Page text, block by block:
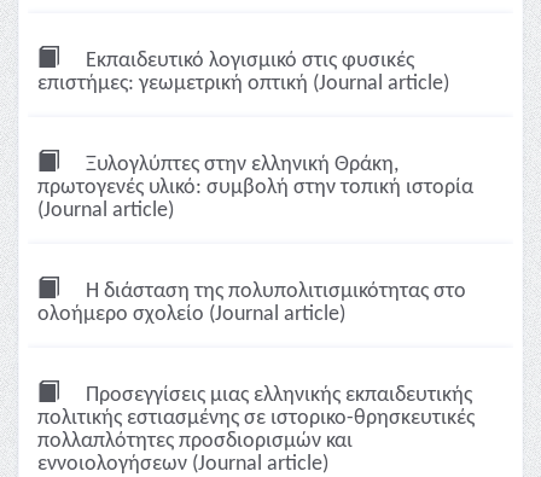
Εκπαιδευτικό λογισμικό στις φυσικές
επιστήμες: γεωμετρική οπτική (Journal article)
Ξυλογλύπτες στην ελληνική Θράκη,
πρωτογενές υλικό: συμβολή στην τοπική ιστορία
(Journal article)
Η διάσταση της πολυπολιτισμικότητας στο
ολοήμερο σχολείο (Journal article)
Προσεγγίσεις μιας ελληνικής εκπαιδευτικής
πολιτικής εστιασμένης σε ιστορικο-θρησκευτικές
πολλαπλότητες προσδιορισμών και
εννοιολογήσεων (Journal article)